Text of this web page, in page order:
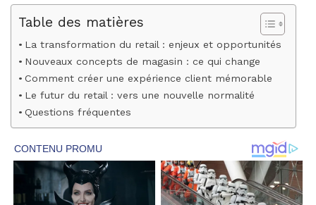
Table des matières
La transformation du retail : enjeux et opportunités
Nouveaux concepts de magasin : ce qui change
Comment créer une expérience client mémorable
Le futur du retail : vers une nouvelle normalité
Questions fréquentes